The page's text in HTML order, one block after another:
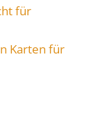
für
Karten für